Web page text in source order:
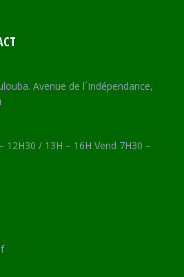
Avenue de l´Indépendance,
12H30 / 13H – 16H Vend 7H30 –